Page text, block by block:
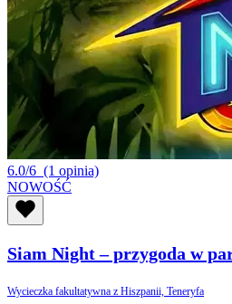
6.0/6 (1 opinia)
NOWOŚĆ
Siam Night – przygoda w
Wycieczka fakultatywna z Hiszpanii, Teneryfa